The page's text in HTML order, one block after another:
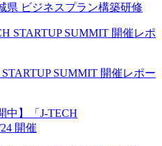
県 ビジネスプラン構築研修
STARTUP SUMMIT 開催レポー